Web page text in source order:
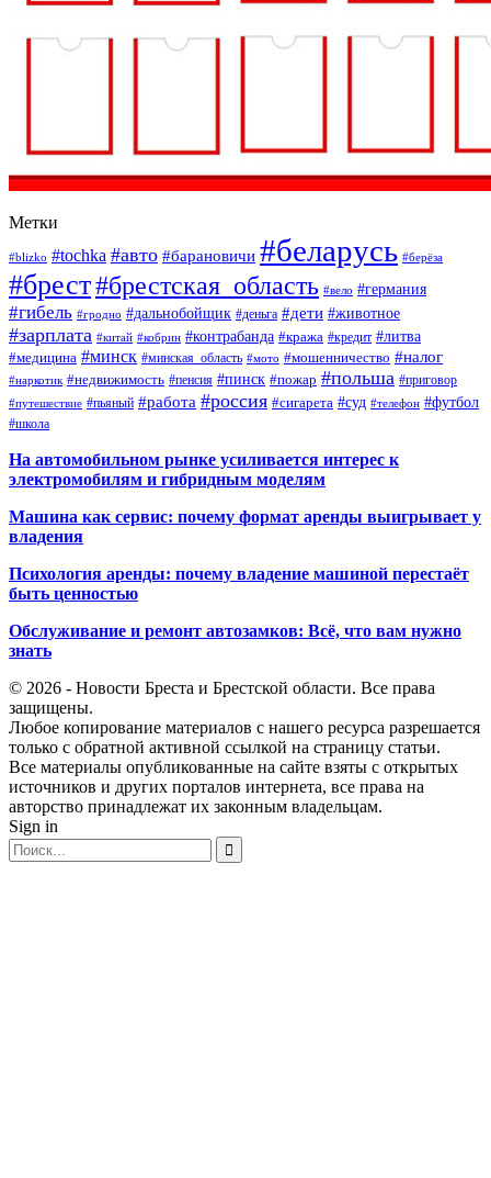
Метки
#blizko #tochka #авто #барановичи #беларусь #берёза
#брест#брестская_область #вело #германия
#гибель #гродно #дальнобойщик #деньга #дети #животное
#зарплата #китай #кобрин #контрабанда #кража #кредит #литва
#медицина #минск #минская_область #мото #мошенничество #налог
#наркотик #недвижимость #пенсия #пинск #пожар #польша #приговор
#путешествие #пьяный #работа #россия #сигарета #суд #телефон #футбол
#школа
На автомобильном рынке усиливается интерес к
электромобилям и гибридным моделям
Машина как сервис: почему формат аренды выигрывает у
владения
Психология аренды: почему владение машиной перестаёт
быть ценностью
Обслуживание и ремонт автозамков: Всё, что вам нужно
знать
© 2026 - Новости Бреста и Брестской области. Все права
защищены.
Любое копирование материалов с нашего ресурса разрешается
только с обратной активной ссылкой на страницу статьи.
Все материалы опубликованные на сайте взяты с открытых
источников и других порталов интернета, все права на
авторство принадлежат их законным владельцам.
Sign in